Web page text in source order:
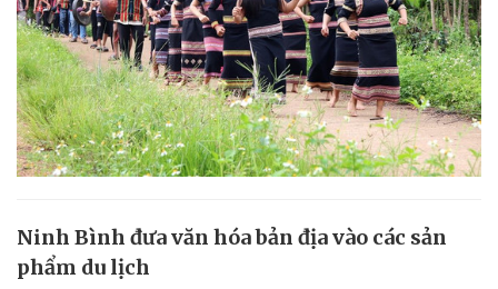
Ninh Bình đưa văn hóa bản địa vào các sản
phẩm du lịch